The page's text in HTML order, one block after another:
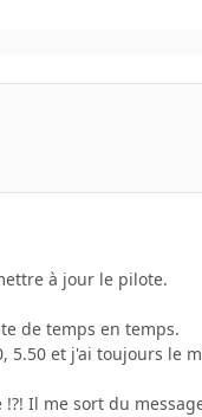
à jour le pilote.
de temps en temps.
et j'ai toujours le
Il me sort du